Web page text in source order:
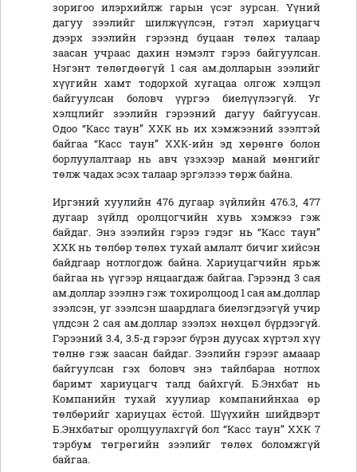
зоригоо илэрхийлж гарын үсэг зурсан. Үүний
дагуу зээлийг шилжүүлсэн, гэтэл хариуцагч
дээрх зээлийн гэрээнд буцаан төлөх талаар
заасан учраас дахин нэмэлт гэрээ байгуулсан.
Нэгэнт төлөгдөөгүй 1 сая ам.долларын зээлийг
хүүгийн хамт тодорхой хугацаа олгож хэлцэл
байгуулсан боловч үүргээ биелүүлээгүй. Уг
хэлцлийг зээлийн гэрээний дагуу байгуусан.
Одоо “Касс таун” ХХК нь их хэмжээний зээлтэй
байгаа “Касс таун” ХХК-ийн эд хөрөнгө болон
борлуулалтаар нь авч үзэхээр манай мөнгийг
төлж чадах эсэх талаар эргэлзээ төрж байна.
Иргэний хуулийн 476 дугаар зүйлийн 476.3, 477
дугаар зүйлд оролцогчийн хувь хэмжээ гэж
байдаг. Энэ зээлийн гэрээ гэдэг нь “Касс таун”
ХХК нь төлбөр төлөх тухай амлалт бичиг хийсэн
байдгаар нотлогдож байна. Хариуцагчийн ярьж
байгаа нь үүгээр няцаагдаж байгаа. Гэрээнд 3 сая
ам.доллар зээлнэ гэж тохиролцоод 1 сая ам.доллар
зээлсэн, уг зээлсэн шаардлага биелэгдээгүй учир
үлдсэн 2 сая ам.доллар зээлэх нөхцөл бүрдээгүй.
Гэрээний 3.4, 3.5-д гэрээг бүрэн дуусах хүртэл хүү
төлнө гэж заасан байдаг. Зээлийн гэрээг амааар
байгуулсан гэх боловч энэ тайлбараа нотлох
баримт хариуцагч талд байхгүй. Б.Энхбат нь
Компанийн тухай хуулиар компанийнхаа өр
төлбөрийг хариуцах ёстой. Шүүхийн шийдвэрт
Б.Энхбатыг оролцуулахгүй бол “Касс таун” ХХК 7
тэрбум төгрөгийн зээлийг төлөх боломжгүй
байгаа.